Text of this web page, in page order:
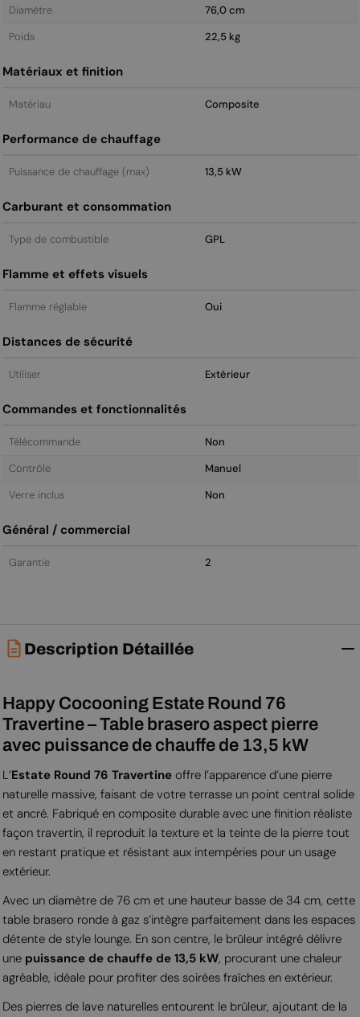
Diamètre
76,0 cm
Poids
22,5 kg
Matériaux et finition
Matériau Composite
Performance de chauffage
Puissance de chauffage (max) 13,5 kW
Carburant et consommation
Type de combustible GPL
Flamme et effets visuels
Flamme réglable Oui
Distances de sécurité
Utiliser Extérieur
Commandes et fonctionnalités
Télécommande
Non
Contrôle
Manuel
Verre inclus
Non
Général / commercial
Garantie 2
Description Détaillée
Happy Cocooning Estate Round 76
Travertine – Table brasero aspect pierre
avec puissance de chauffe de 13,5 kW
L’Estate Round 76 Travertineoffre l’apparence d’une pierre
naturelle massive, faisant de votre terrasse un point central solide
et ancré. Fabriqué en composite durable avec une finition réaliste
façon travertin, il reproduit la texture et la teinte de la pierre tout
en restant pratique et résistant aux intempéries pour un usage
extérieur.
Avec un diamètre de 76 cm et une hauteur basse de 34 cm, cette
table brasero ronde à gaz s’intègre parfaitement dans les espaces
détente de style lounge. En son centre, le brûleur intégré délivre
une puissance de chauffe de 13,5 kW, procurant une chaleur
agréable, idéale pour profiter des soirées fraîches en extérieur.
Des pierres de lave naturelles entourent le brûleur, ajoutant de la